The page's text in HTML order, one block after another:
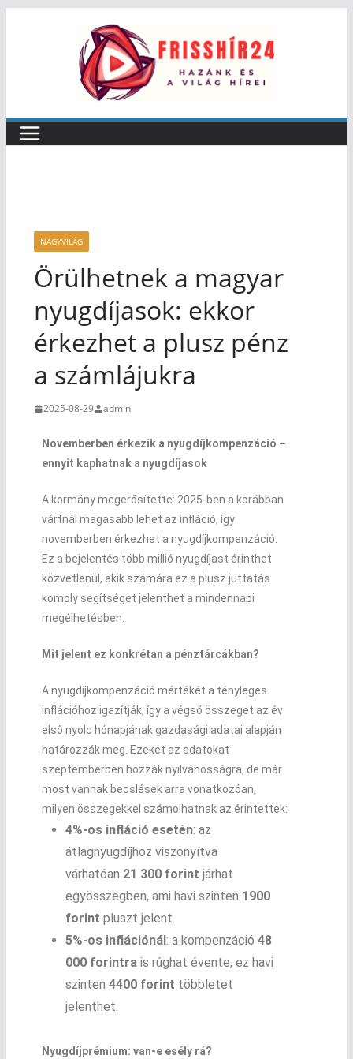
NAGYVILÁG
Örülhetnek a magyar
nyugdíjasok: ekkor
érkezhet a plusz pénz
a számlájukra
2025-08-29 admin
Novemberben érkezik a nyugdíjkompenzáció –
ennyit kaphatnak a nyugdíjasok
A kormány megerősítette: 2025-ben a korábban
vártnál magasabb lehet az infláció, így
novemberben érkezhet a nyugdíjkompenzáció.
Ez a bejelentés több millió nyugdíjast érinthet
közvetlenül, akik számára ez a plusz juttatás
komoly segítséget jelenthet a mindennapi
megélhetésben.
Mit jelent ez konkrétan a pénztárcákban?
A nyugdíjkompenzáció mértékét a tényleges
inflációhoz igazítják, így a végső összeget az év
első nyolc hónapjának gazdasági adatai alapján
határozzák meg. Ezeket az adatokat
szeptemberben hozzák nyilvánosságra, de már
most vannak becslések arra vonatkozóan,
milyen összegekkel számolhatnak az érintettek:
4%-os infláció esetén: az
átlagnyugdíjhoz viszonyítva
várhatóan 21 300 forint járhat
egyösszegben, ami havi szinten 1900
forint pluszt jelent.
5%-os inflációnál: a kompenzáció 48
000 forintrais rúghat évente, ez havi
szinten 4400 forint többletet
jelenthet.
Nyugdíjprémium: van-e esély rá?